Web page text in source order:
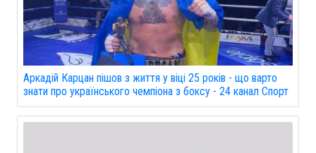
Аркадій Карцан пішов з життя у віці 25 років - що варто
знати про українського чемпіона з боксу - 24 канал Спорт